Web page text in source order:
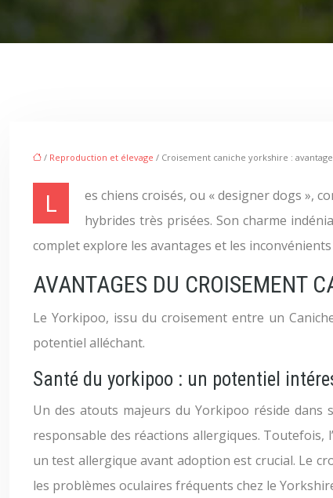
/ Reproduction et élevage / Croisement caniche yorkshire :
Les chiens croisés, ou « designer dogs », connaissent une popularité croissante. Le Yorkipoo, mélange de Caniche et de Yorkshire Terrier, fait partie de ces races
hybrides très prisées. Son charme
complet explore les avantages et les
AVANTAGES DU CROISEMENT
Le Yorkipoo, issu du croisement entre un
potentiel alléchant.
Santé du yorkipoo : un potentiel
Un des atouts majeurs du Yorkipoo réside
responsable des réactions allergiques. Toutefois,
un test allergique avant adoption est crucial. Le
les problèmes oculaires fréquents chez le